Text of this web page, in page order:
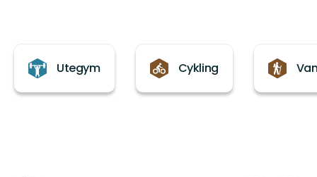
Utegym
Cykling